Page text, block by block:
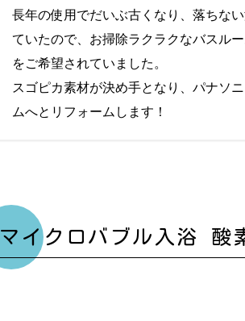
長年の使用でだいぶ古くなり、落ちな
ていたので、お掃除ラクラクなバスル
をご希望されていました。
スゴピカ素材が決め手となり、パナソ
ムへとリフォームします！
マイクロバブル入浴 酸